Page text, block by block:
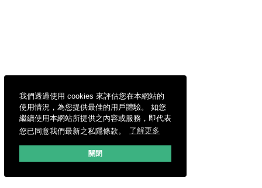
我們透過使用 cookies 來評估您在本網站的
使用情況，為您提供最佳的用戶體驗。 如您
繼續使用本網站所提供之內容或服務，即代表
您已同意我們最新之私隱條款。
了解更多
關閉